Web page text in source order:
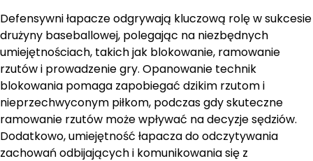
Defensywni łapacze odgrywają kluczową rolę w sukcesie
drużyny baseballowej, polegając na niezbędnych
umiejętnościach, takich jak blokowanie, ramowanie
rzutów i prowadzenie gry. Opanowanie technik
blokowania pomaga zapobiegać dzikim rzutom i
nieprzechwyconym piłkom, podczas gdy skuteczne
ramowanie rzutów może wpływać na decyzje sędziów.
Dodatkowo, umiejętność łapacza do odczytywania
zachowań odbijających i komunikowania się z